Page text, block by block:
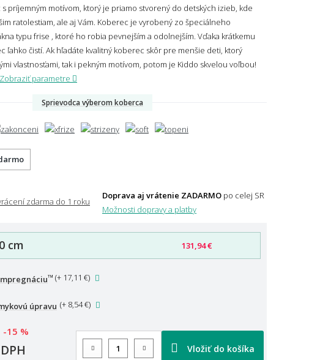
s príjemným motívom, ktorý je priamo stvorený do detských izieb, kde
ratolestiam, ale aj Vám. Koberec je vyrobený zo špeciálneho
typu frise , ktoré ho robia pevnejším a odolnejším. Vďaka krátkemu
ľahko čistí. Ak hľadáte kvalitný koberec skôr pre menšie deti, ktorý
vlastnosťami, tak i pekným motívom, potom je Kiddo skvelou voľbou!
Zobraziť parametre
Sprievodca výberom koberca
Doprava aj vrátenie ZADARMO po celej SR
Možnosti dopravy a platby
cm 131,94 €
™ (+ 17,11 €)
úpravu (+ 8,54 €)
-15 %
Vložiť do košíka